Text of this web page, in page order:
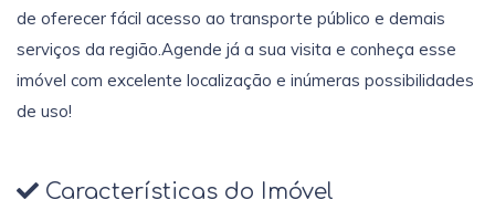
de oferecer fácil acesso ao transporte público e demais
serviços da região.Agende já a sua visita e conheça esse
imóvel com excelente localização e inúmeras possibilidades
de uso!
Características do Imóvel